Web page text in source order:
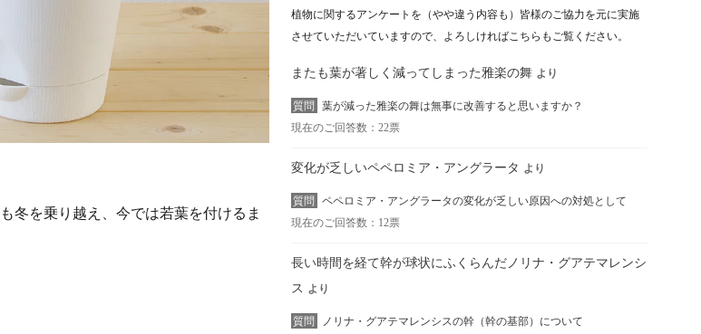
冬を乗り越え、今では若葉を付けるま
植物に関するアンケートを（やや違う内容も）皆様のご協力を元に実施
させていただいていますので、よろしければこちらもご覧ください。
またも葉が著しく減ってしまった雅楽の舞 より
質問
葉が減った雅楽の舞は無事に改善すると思いますか？
現在のご回答数：22票
変化が乏しいペペロミア・アングラータ より
質問
ペペロミア・アングラータの変化が乏しい原因への対処として
現在のご回答数：12票
長い時間を経て幹が球状にふくらんだノリナ・グアテマレンシ
ス より
質問
ノリナ・グアテマレンシスの幹（幹の基部）について